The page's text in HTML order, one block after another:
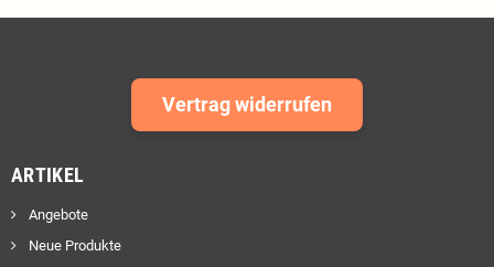
Vertrag widerrufen
ARTIKEL
Angebote
Neue Produkte